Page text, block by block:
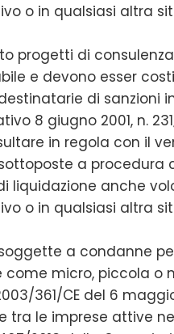
o in qualsiasi altra
progetti di
e devono esser
di sanzioni
8 giugno 2001, n.
in regola con il
a procedura
liquidazione anche
o in qualsiasi altra
a condanne
micro, piccola o
361/CE del 6
tra le imprese attive